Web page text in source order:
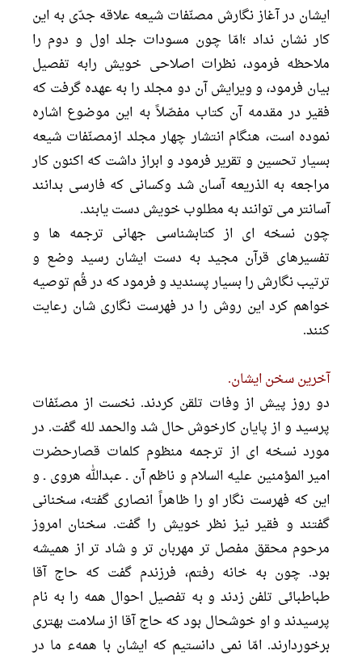
ايشان در آغاز نگارش مصنّفات شيعه علاقه جدّى به اين
كار نشان نداد ؛امّا چون مسودات جلد اول و دوم را
ملاحظه فرمود، نظرات اصلاحى خويش رابه تفصيل
بيان فرمود، و ويرايش آن دو مجلد را به عهده گرفت كه
فقير در مقدمه آن كتاب مفصّلاً به اين موضوع اشاره
نموده است، هنگام انتشار چهار مجلد ازمصنّفات شيعه
بسيار تحسين و تقرير فرمود و ابراز داشت كه اكنون كار
مراجعه به الذريعه آسان شد وكسانى كه فارسى بدانند
آسانتر مى توانند به مطلوب خويش دست يابند.
چون نسخه اى از كتابشناسى جهانى ترجمه ها و
تفسيرهاى قرآن مجيد به دست ايشان رسيد وضع و
ترتيب نگارش را بسيار پسنديد و فرمود كه در قُم توصيه
خواهم كرد اين روش را در فهرست نگارى شان رعايت
كنند.
آخرين سخن ايشان.
دو روز پيش از وفات تلقن كردند. نخست از مصنّفات
پرسيد و از پايان كارخوش حال شد والحمد لله گفت. در
مورد نسخه اى از ترجمه منظوم كلمات قصارحضرت
امير المؤمنين عليه السلام و ناظم آن ـ عبدالله هروى ـ و
اين كه فهرست نگار او را ظاهراً انصارى گفته، سخنانى
گفتند و فقير نيز نظر خويش را گفت. سخنان امروز
مرحوم محقق مفصل تر مهربان تر و شاد تر از هميشه
بود. چون به خانه رفتم، فرزندم گفت كه حاج آقا
طباطبائى تلفن زدند و به تفصيل احوال همه را به نام
پرسيدند و او خوشحال بود كه حاج آقا از سلامت بهترى
برخوردارند. امّا نمی دانستیم که ایشان با همهء ما در